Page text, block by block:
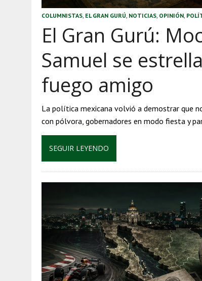
COLUMNISTAS, EL GRAN GURÚ, NOTICIAS, OPINIÓN,
El Gran Gurú:
Samuel se
fuego amigo
La política mexicana volvió a demostrar que
con pólvora, gobernadores en modo fiesta y
SEGUIR LEYENDO